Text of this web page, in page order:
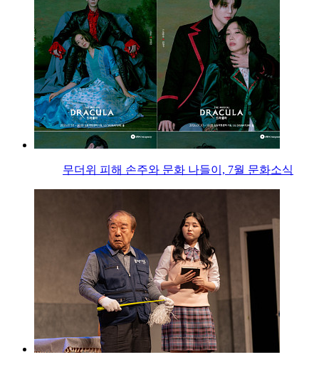
무더위 피해 손주와 문화 나들이, 7월 문화소식